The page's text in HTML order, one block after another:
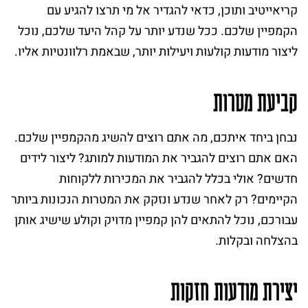
קריאייטיב ותוכן, כדאי להגדיר אל מי תרצו להגיע עם
הקמפיין שלכם. ככל שנדע יותר על קהל היעד שלכם, נוכל
ליצור מודעות קולעות ויעילות יותר, שבאמת רלוונטיות אליו.
קביעת מטרות
נבחן ביחד איתכם, מה אתם רוצים להשיג מהקמפיין שלכם.
האם אתם רוצים להגביר את המודעות למותג? ליצור לידים
חדשים? אולי בכלל להגביר את המכירות ללקוחות
הקיימים? רק לאחר שנדע ונזקק את המטרות הנכונות ביותר
עבורכם, נוכל להתאים להן קמפיין מדויק וקולע שישיג אותן
בהצלחה ובקלות.
יצירת מודעות חזקות